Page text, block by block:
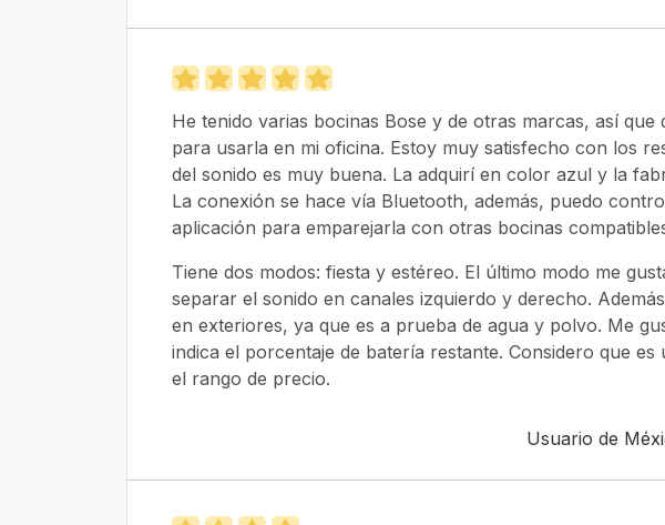
He tenido varias bocinas Bose y de otras marcas, así que
para usarla en mi oficina. Estoy muy satisfecho con los
del sonido es muy buena. La adquirí en color azul y la
La conexión se hace vía Bluetooth, además, puedo
aplicación para emparejarla con otras bocinas
Tiene dos modos: fiesta y estéreo. El último modo me
separar el sonido en canales izquierdo y derecho.
en exteriores, ya que es a prueba de agua y polvo. Me
indica el porcentaje de batería restante. Considero que
el rango de precio.
Usuario de